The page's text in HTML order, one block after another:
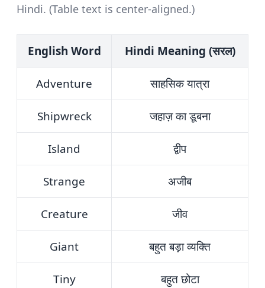
Hindi. (Table text is center-aligned.)
English Word Hindi Meaning (सरल)
Adventure साहसिक यात्रा
Shipwreck जहाज़ का डूबना
Island द्वीप
Strange अजीब
Creature जीव
Giant बहुत बड़ा व्यक्ति
Tiny बहुत छोटा